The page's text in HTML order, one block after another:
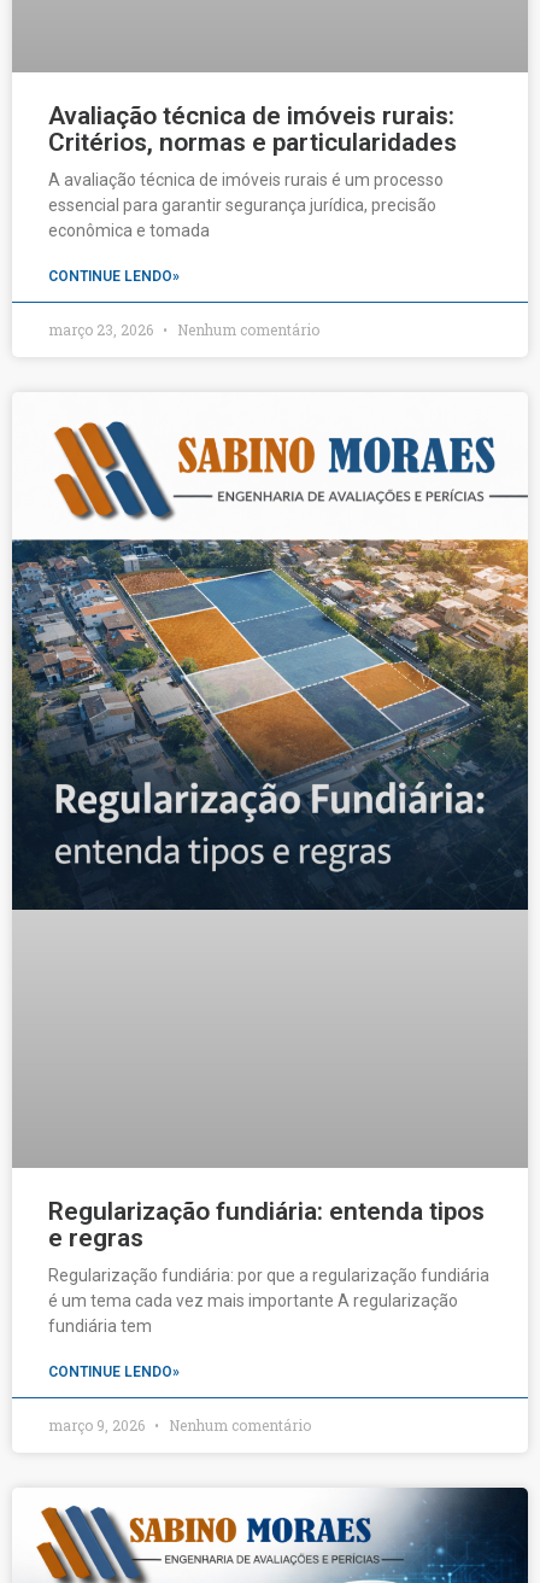
Avaliação técnica de imóveis rurais:
Critérios, normas e particularidades
A avaliação técnica de imóveis rurais é um processo
essencial para garantir segurança jurídica, precisão
econômica e tomada
CONTINUE LENDO»
março 23, 2026 Nenhum comentário
Regularização fundiária: entenda tipos
e regras
Regularização fundiária: por que a regularização fundiária
é um tema cada vez mais importante A regularização
fundiária tem
CONTINUE LENDO»
março 9, 2026 Nenhum comentário